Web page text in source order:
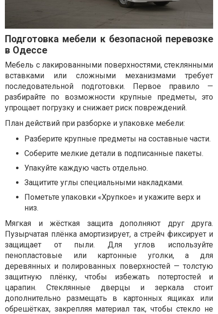
Подготовка мебели к безопасной перевозке
в Одессе
Мебель с лакированными поверхностями, стеклянными
вставками или сложными механизмами требует
последовательной подготовки. Первое правило —
разбирайте по возможности крупные предметы, это
упрощает погрузку и снижает риск повреждений.
План действий при разборке и упаковке мебели:
Разберите крупные предметы на составные части.
Соберите мелкие детали в подписанные пакеты.
Упакуйте каждую часть отдельно.
Защитите углы специальными накладками.
Пометьте упаковки «Хрупкое» и укажите верх и
низ.
Мягкая и жёсткая защита дополняют друг друга.
Пузырчатая плёнка амортизирует, а стрейч фиксирует и
защищает от пыли. Для углов используйте
пенопластовые или картонные уголки, а для
деревянных и полированных поверхностей — толстую
защитную плёнку, чтобы избежать потертостей и
царапин. Стеклянные дверцы и зеркала стоит
дополнительно размещать в картонных ящиках или
обрешётках, закрепляя материал так, чтобы стекло не